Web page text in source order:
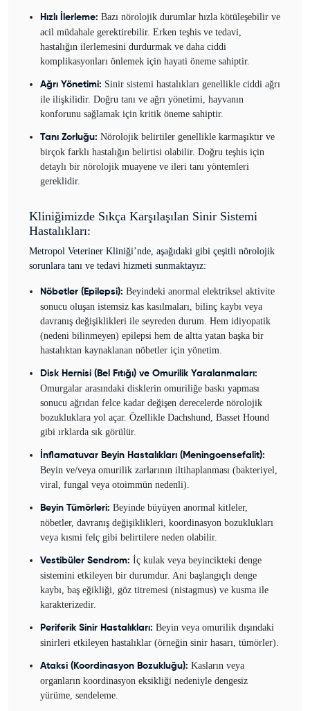
Hızlı İlerleme: Bazı nörolojik durumlar hızla kötüleşebilir ve
acil müdahale gerektirebilir. Erken teşhis ve tedavi,
hastalığın ilerlemesini durdurmak ve daha ciddi
komplikasyonları önlemek için hayati öneme sahiptir.
Ağrı Yönetimi: Sinir sistemi hastalıkları genellikle ciddi ağrı
ile ilişkilidir. Doğru tanı ve ağrı yönetimi, hayvanın
konforunu sağlamak için kritik öneme sahiptir.
Tanı Zorluğu: Nörolojik belirtiler genellikle karmaşıktır ve
birçok farklı hastalığın belirtisi olabilir. Doğru teşhis için
detaylı bir nörolojik muayene ve ileri tanı yöntemleri
gereklidir.
Kliniğimizde Sıkça Karşılaşılan Sinir Sistemi
Hastalıkları:
Metropol Veteriner Kliniği’nde, aşağıdaki gibi çeşitli nörolojik
sorunlara tanı ve tedavi hizmeti sunmaktayız:
Nöbetler (Epilepsi): Beyindeki anormal elektriksel aktivite
sonucu oluşan istemsiz kas kasılmaları, bilinç kaybı veya
davranış değişiklikleri ile seyreden durum. Hem idiyopatik
(nedeni bilinmeyen) epilepsi hem de altta yatan başka bir
hastalıktan kaynaklanan nöbetler için yönetim.
Disk Hernisi (Bel Fıtığı) ve Omurilik Yaralanmaları:
Omurgalar arasındaki disklerin omuriliğe baskı yapması
sonucu ağrıdan felce kadar değişen derecelerde nörolojik
bozukluklara yol açar. Özellikle Dachshund, Basset Hound
gibi ırklarda sık görülür.
İnflamatuvar Beyin Hastalıkları (Meningoensefalit):
Beyin ve/veya omurilik zarlarının iltihaplanması (bakteriyel,
viral, fungal veya otoimmün nedenli).
Beyin Tümörleri: Beyinde büyüyen anormal kitleler,
nöbetler, davranış değişiklikleri, koordinasyon bozuklukları
veya kısmi felç gibi belirtilere neden olabilir.
Vestibüler Sendrom: İç kulak veya beyincikteki denge
sistemini etkileyen bir durumdur. Ani başlangıçlı denge
kaybı, baş eğikliği, göz titremesi (nistagmus) ve kusma ile
karakterizedir.
Periferik Sinir Hastalıkları: Beyin veya omurilik dışındaki
sinirleri etkileyen hastalıklar (örneğin sinir hasarı, tümörler).
Ataksi (Koordinasyon Bozukluğu): Kasların veya
organların koordinasyon eksikliği nedeniyle dengesiz
yürüme, sendeleme.